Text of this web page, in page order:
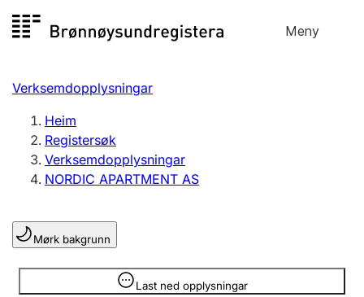
til
Meny
Registersøk
Aksjeselskap
Enkeltpersonføretak
Registrere, endre, slette
Lag og foreining
Registrere, endre, slette
Verksemdopplysningar
Heim
Registersøk
Verksemdopplysningar
NORDIC APARTMENT AS
Mørk bakgrunn
Last ned opplysningar
Opplysninger er skjult